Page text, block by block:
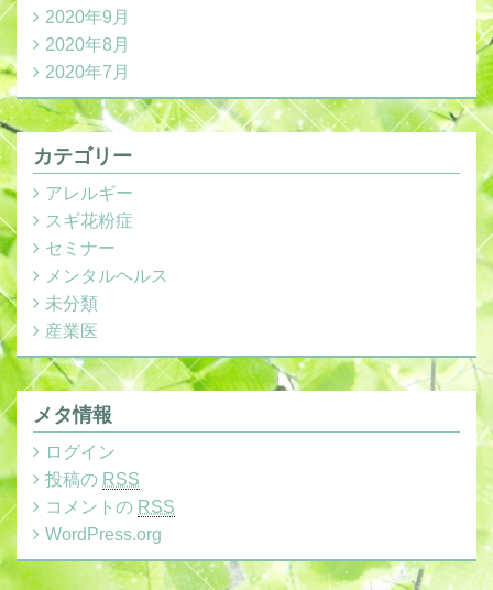
2020年9月
2020年8月
2020年7月
カテゴリー
アレルギー
スギ花粉症
セミナー
メンタルヘルス
未分類
産業医
メタ情報
ログイン
投稿の RSS
コメントの RSS
WordPress.org